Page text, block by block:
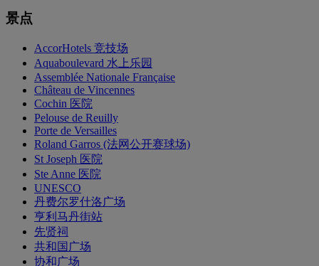
景点
AccorHotels 竞技场
Aquaboulevard 水上乐园
Assemblée Nationale Française
Château de Vincennes
Cochin 医院
Pelouse de Reuilly
Porte de Versailles
Roland Garros (法网公开赛球场)
St Joseph 医院
Ste Anne 医院
UNESCO
丹费尔罗什洛广场
亨利马丹街站
先贤祠
共和国广场
协和广场